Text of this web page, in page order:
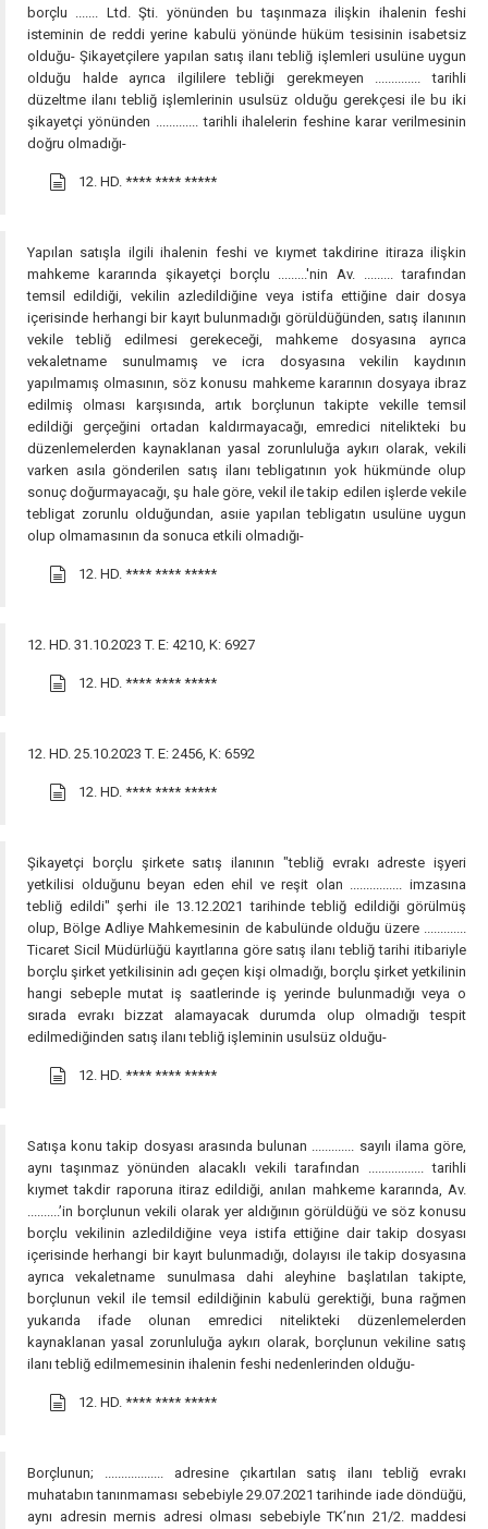
borçlu ....... Ltd. Şti. yönünden bu taşınmaza ilişkin ihalenin feshi
isteminin de reddi yerine kabulü yönünde hüküm tesisinin isabetsiz
olduğu- Şikayetçilere yapılan satış ilanı tebliğ işlemleri usulüne uygun
olduğu halde ayrıca ilgililere tebliği gerekmeyen .............. tarihli
düzeltme ilanı tebliğ işlemlerinin usulsüz olduğu gerekçesi ile bu iki
şikayetçi yönünden ............. tarihli ihalelerin feshine karar verilmesinin
doğru olmadığı-
12. HD. **** **** *****
Yapılan satışla ilgili ihalenin feshi ve kıymet takdirine itiraza ilişkin
mahkeme kararında şikayetçi borçlu .........'nin Av. ......... tarafından
temsil edildiği, vekilin azledildiğine veya istifa ettiğine dair dosya
içerisinde herhangi bir kayıt bulunmadığı görüldüğünden, satış ilanının
vekile tebliğ edilmesi gerekeceği, mahkeme dosyasına ayrıca
vekaletname sunulmamış ve icra dosyasına vekilin kaydının
yapılmamış olmasının, söz konusu mahkeme kararının dosyaya ibraz
edilmiş olması karşısında, artık borçlunun takipte vekille temsil
edildiği gerçeğini ortadan kaldırmayacağı, emredici nitelikteki bu
düzenlemelerden kaynaklanan yasal zorunluluğa aykırı olarak, vekili
varken asıla gönderilen satış ilanı tebligatının yok hükmünde olup
sonuç doğurmayacağı, şu hale göre, vekil ile takip edilen işlerde vekile
tebligat zorunlu olduğundan, asıie yapılan tebligatın usulüne uygun
olup olmamasının da sonuca etkili olmadığı-
12. HD. **** **** *****
12. HD. 31.10.2023 T. E: 4210, K: 6927
12. HD. **** **** *****
12. HD. 25.10.2023 T. E: 2456, K: 6592
12. HD. **** **** *****
Şikayetçi borçlu şirkete satış ilanının "tebliğ evrakı adreste işyeri
yetkilisi olduğunu beyan eden ehil ve reşit olan ................ imzasına
tebliğ edildi" şerhi ile 13.12.2021 tarihinde tebliğ edildiği görülmüş
olup, Bölge Adliye Mahkemesinin de kabulünde olduğu üzere .............
Ticaret Sicil Müdürlüğü kayıtlarına göre satış ilanı tebliğ tarihi itibariyle
borçlu şirket yetkilisinin adı geçen kişi olmadığı, borçlu şirket yetkilinin
hangi sebeple mutat iş saatlerinde iş yerinde bulunmadığı veya o
sırada evrakı bizzat alamayacak durumda olup olmadığı tespit
edilmediğinden satış ilanı tebliğ işleminin usulsüz olduğu-
12. HD. **** **** *****
Satışa konu takip dosyası arasında bulunan ............. sayılı ilama göre,
aynı taşınmaz yönünden alacaklı vekili tarafından ................. tarihli
kıymet takdir raporuna itiraz edildiği, anılan mahkeme kararında, Av.
..........’in borçlunun vekili olarak yer aldığının görüldüğü ve söz konusu
borçlu vekilinin azledildiğine veya istifa ettiğine dair takip dosyası
içerisinde herhangi bir kayıt bulunmadığı, dolayısı ile takip dosyasına
ayrıca vekaletname sunulmasa dahi aleyhine başlatılan takipte,
borçlunun vekil ile temsil edildiğinin kabulü gerektiği, buna rağmen
yukarıda ifade olunan emredici nitelikteki düzenlemelerden
kaynaklanan yasal zorunluluğa aykırı olarak, borçlunun vekiline satış
ilanı tebliğ edilmemesinin ihalenin feshi nedenlerinden olduğu-
12. HD. **** **** *****
Borçlunun; .................. adresine çıkartılan satış ilanı tebliğ evrakı
muhatabın tanınmaması sebebiyle 29.07.2021 tarihinde iade döndüğü,
aynı adresin mernis adresi olması sebebiyle TK’nın 21/2. maddesi